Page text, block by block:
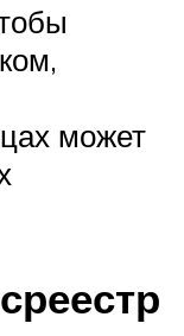
может